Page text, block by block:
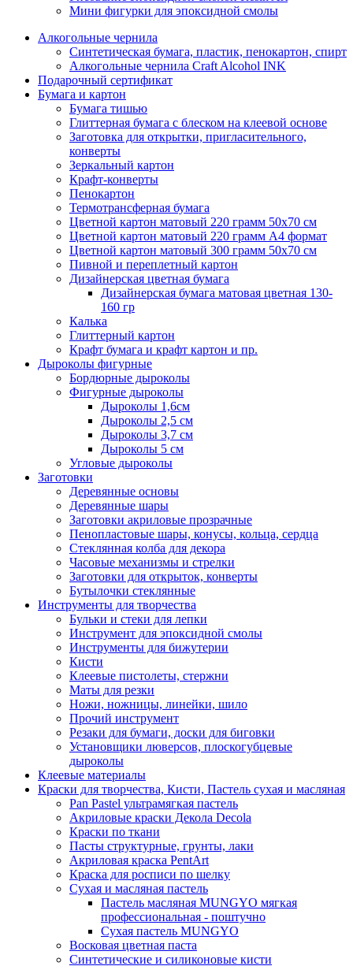
Мини фигурки для эпоксидной смолы
Алкогольные чернила
Синтетическая бумага, пластик, пенокартон, спирт
Алкогольные чернила Craft Alcohol INK
Подарочный сертификат
Бумага и картон
Бумага тишью
Глиттерная бумага с блеском на клеевой основе
Заготовка для открытки, пригласительного,
конверты
Зеркальный картон
Крафт-конверты
Пенокартон
Термотрансферная бумага
Цветной картон матовый 220 грамм 50х70 см
Цветной картон матовый 220 грамм A4 формат
Цветной картон матовый 300 грамм 50х70 см
Пивной и переплетный картон
Дизайнерская цветная бумага
Дизайнерская бумага матовая цветная 130-
160 гр
Калька
Глиттерный картон
Крафт бумага и крафт картон и пр.
Дыроколы фигурные
Бордюрные дыроколы
Фигурные дыроколы
Дыроколы 1,6см
Дыроколы 2,5 см
Дыроколы 3,7 см
Дыроколы 5 см
Угловые дыроколы
Заготовки
Деревянные основы
Деревянные шары
Заготовки акриловые прозрачные
Пенопластовые шары, конусы, кольца, сердца
Стеклянная колба для декора
Часовые механизмы и стрелки
Заготовки для открыток, конверты
Бутылочки стеклянные
Инструменты для творчества
Бульки и стеки для лепки
Инструмент для эпоксидной смолы
Инструменты для бижутерии
Кисти
Клеевые пистолеты, стержни
Маты для резки
Ножи, ножницы, линейки, шило
Прочий инструмент
Резаки для бумаги, доски для биговки
Установщики люверсов, плоскогубцевые
дыроколы
Клеевые материалы
Краски для творчества, Кисти, Пастель сухая и масляная
Pan Pastel ультрамягкая пастель
Акриловые краски Декола Decola
Краски по ткани
Пасты структурные, грунты, лаки
Акриловая краска PentArt
Краска для росписи по шелку
Cухая и масляная пастель
Пастель масляная MUNGYO мягкая
профессиональная - поштучно
Сухая пастель MUNGYO
Восковая цветная паста
Синтетические и силиконовые кисти